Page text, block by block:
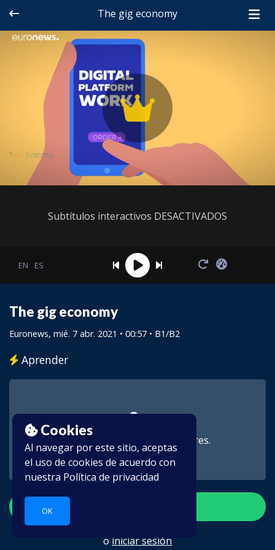
Cookies
Al navegar por este sitio, aceptas
el uso de cookies de acuerdo con
nuestra Política de privacidad
OK
The gig economy
Subtítulos interactivos DESACTIVADOS
EN ES
The gig economy
Euronews, mié. 7 abr. 2021 • 00:57 • B1/B2
Aprender
Este vídeo es para suscriptores.
o iniciar sesión